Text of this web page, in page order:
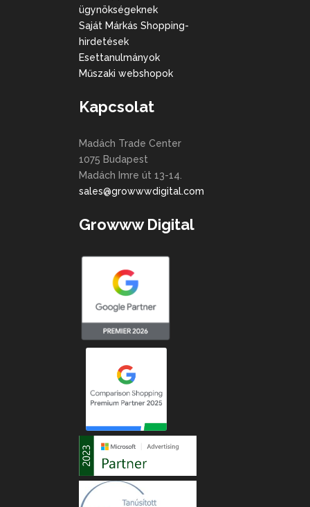
ügynökségeknek
Saját Márkás Shopping-
hirdetések
Esettanulmányok
Műszaki webshopok
Kapcsolat
Madách Trade Center
1075 Budapest
Madách Imre út 13-14.
sales@growwwdigital.com
Growww Digital